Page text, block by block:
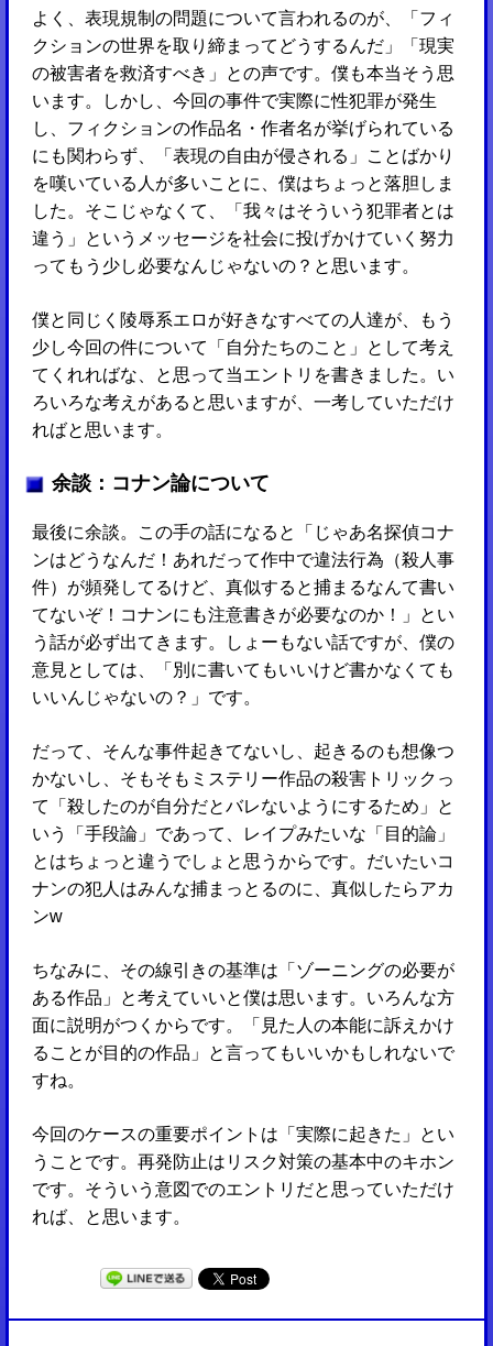
よく、表現規制の問題について言われるのが、「フィ
クションの世界を取り締まってどうするんだ」「現実
の被害者を救済すべき」との声です。僕も本当そう思
います。しかし、今回の事件で実際に性犯罪が発生
し、フィクションの作品名・作者名が挙げられている
にも関わらず、「表現の自由が侵される」ことばかり
を嘆いている人が多いことに、僕はちょっと落胆しま
した。そこじゃなくて、「我々はそういう犯罪者とは
違う」というメッセージを社会に投げかけていく努力
ってもう少し必要なんじゃないの？と思います。
僕と同じく陵辱系エロが好きなすべての人達が、もう
少し今回の件について「自分たちのこと」として考え
てくれればな、と思って当エントリを書きました。い
ろいろな考えがあると思いますが、一考していただけ
ればと思います。
余談：コナン論について
最後に余談。この手の話になると「じゃあ名探偵コナ
ンはどうなんだ！あれだって作中で違法行為（殺人事
件）が頻発してるけど、真似すると捕まるなんて書い
てないぞ！コナンにも注意書きが必要なのか！」とい
う話が必ず出てきます。しょーもない話ですが、僕の
意見としては、「別に書いてもいいけど書かなくても
いいんじゃないの？」です。
だって、そんな事件起きてないし、起きるのも想像つ
かないし、そもそもミステリー作品の殺害トリックっ
て「殺したのが自分だとバレないようにするため」と
いう「手段論」であって、レイプみたいな「目的論」
とはちょっと違うでしょと思うからです。だいたいコ
ナンの犯人はみんな捕まっとるのに、真似したらアカ
ンw
ちなみに、その線引きの基準は「ゾーニングの必要が
ある作品」と考えていいと僕は思います。いろんな方
面に説明がつくからです。「見た人の本能に訴えかけ
ることが目的の作品」と言ってもいいかもしれないで
すね。
今回のケースの重要ポイントは「実際に起きた」とい
うことです。再発防止はリスク対策の基本中のキホン
です。そういう意図でのエントリだと思っていただけ
れば、と思います。